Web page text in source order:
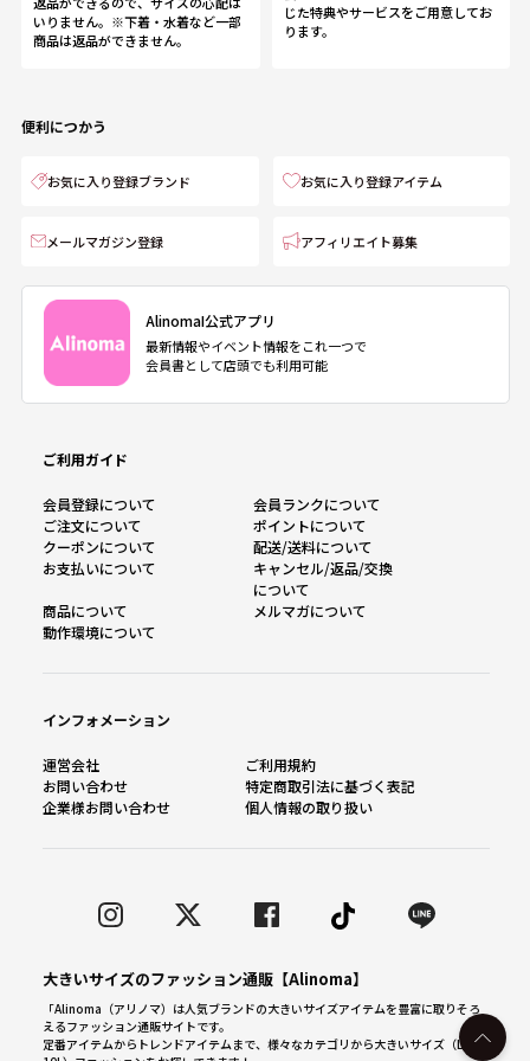
いりません。※下着・水着など一部
商品は返品ができません。
じた特典やサービスをご用意してお
ります。
便利につかう
お気に入り登録ブランド お気に入り登録アイテム
メールマガジン登録 アフィリエイト募集
AlinomaI公式アプリ
最新情報やイベント情報をこれ一つで
会員書として店頭でも利用可能
ご利用ガイド
会員登録について
会員ランクについて
ご注文について
ポイントについて
クーポンについて
配送/送料について
お支払いについて
キャンセル/返品/交換
について
商品について
メルマガについて
動作環境について
インフォメーション
運営会社
ご利用規約
お問い合わせ
特定商取引法に基づく表記
企業様お問い合わせ
個人情報の取り扱い
大きいサイズのファッション通販【Alinoma】
「Alinoma（アリノマ）は人気ブランドの大きいサイズアイテムを豊富に取りそろ
えるファッション通販サイトです。
定番アイテムからトレンドアイテムまで、様々なカテゴリから大きいサイズ（L～